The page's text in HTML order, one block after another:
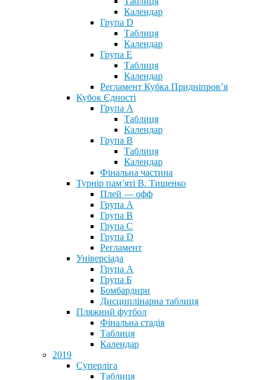
Календар
Група D
Таблиця
Календар
Група Е
Таблиця
Календар
Регламент Кубка Придніпров’я
Кубок Єдності
Група А
Таблиця
Календар
Група В
Таблиця
Календар
Фінальна частина
Турнір пам’яті В. Тищенко
Плей — офф
Група А
Група B
Група С
Група D
Регламент
Універсіада
Група А
Група Б
Бомбардири
Дисциплінарна таблиця
Пляжний футбол
Фінальна стадія
Таблиця
Календар
2019
Суперліга
Таблиця